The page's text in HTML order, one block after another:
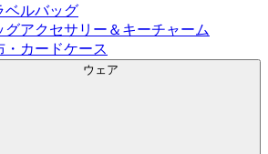
ベルバッグ
グアクセサリー＆キーチャーム
・カードケース
ウェア